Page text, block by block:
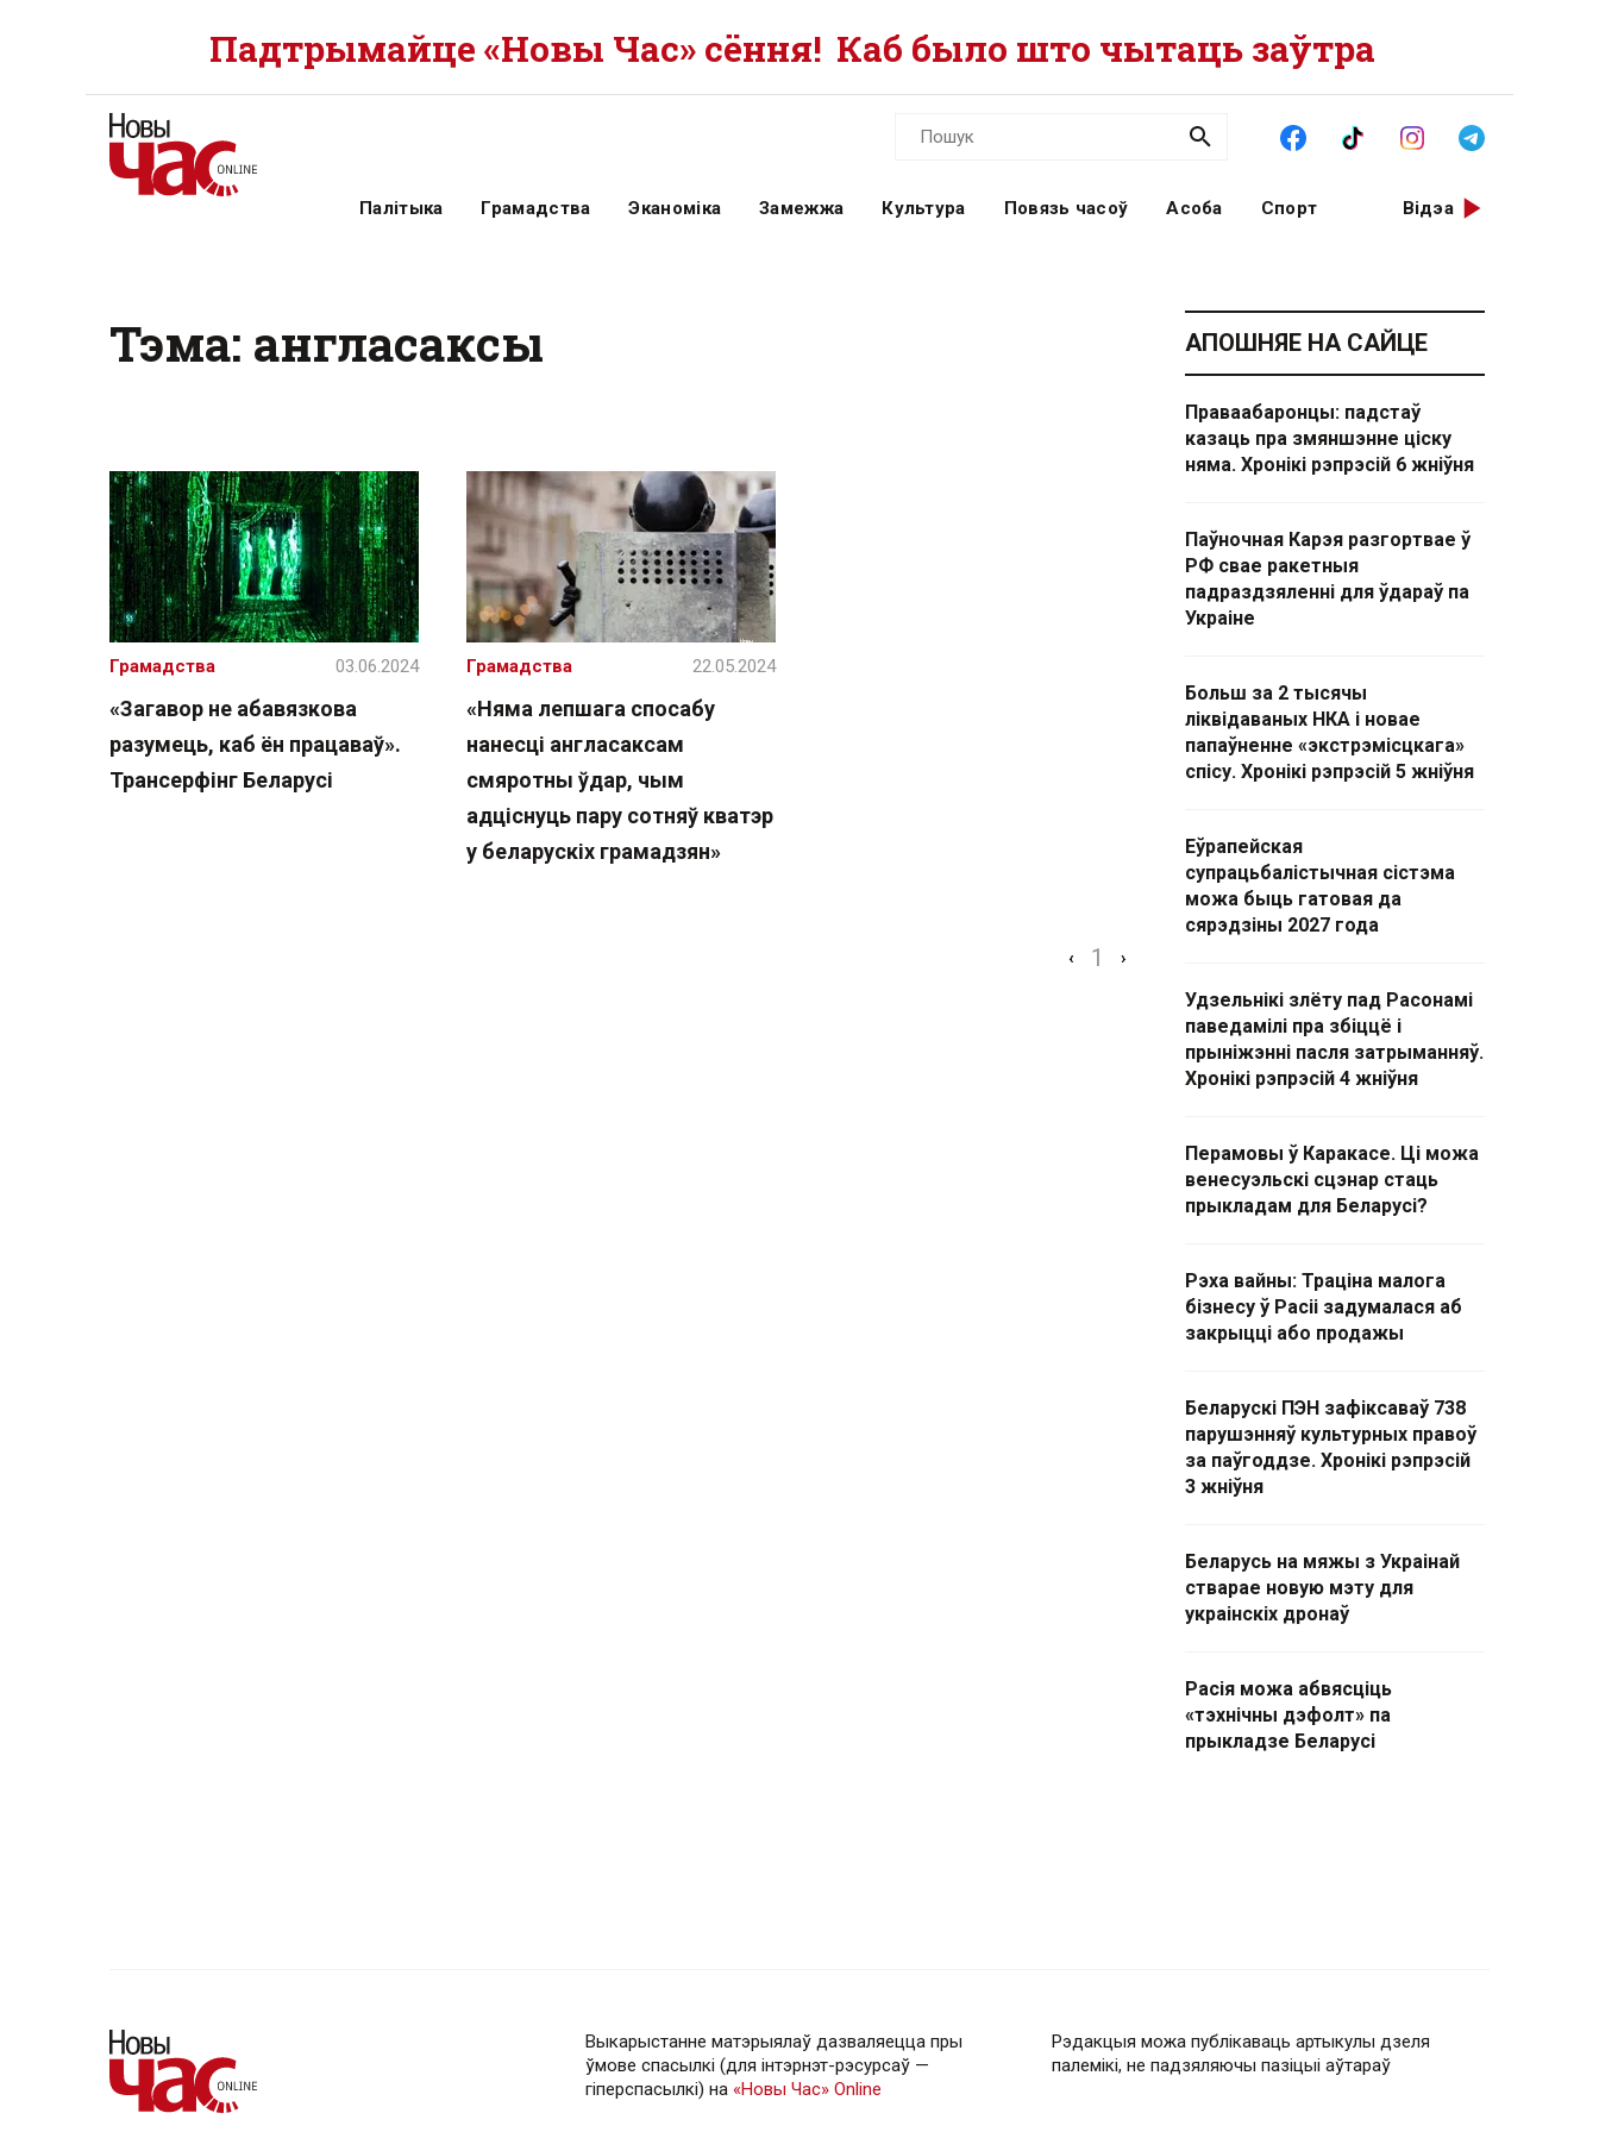
Падтрымайце «Новы Час» сёння! Каб было што чытаць заўтра
Палітыка Грамадства Эканоміка Замежжа Культура Повязь часоў Асоба Спорт Відэа
Тэма: англасаксы
«Загавор не абавязкова
разумець, каб ён працаваў».
Трансерфінг Беларусі
Грамадства 03.06.2024
«Няма лепшага спосабу
нанесці англасаксам
смяротны ўдар, чым
адціснуць пару сотняў кватэр
у беларускіх грамадзян»
Грамадства 22.05.2024
‹ 1 ›
АПОШНЯЕ НА САЙЦЕ
Праваабаронцы: падстаў
казаць пра змяншэнне ціску
няма. Хронікі рэпрэсій 6 жніўня
Паўночная Карэя разгортвае ў
РФ свае ракетныя
падраздзяленні для ўдараў па
Украіне
Больш за 2 тысячы
ліквідаваных НКА і новае
папаўненне «экстрэмісцкага»
спісу. Хронікі рэпрэсій 5 жніўня
Еўрапейская
супрацьбалістычная сістэма
можа быць гатовая да
сярэдзіны 2027 года
Удзельнікі злёту пад Расонамі
паведамілі пра збіццё і
прыніжэнні пасля затрыманняў.
Хронікі рэпрэсій 4 жніўня
Перамовы ў Каракасе. Ці можа
венесуэльскі сцэнар стаць
прыкладам для Беларусі?
Рэха вайны: Траціна малога
бізнесу ў Расіі задумалася аб
закрыцці або продажы
Беларускі ПЭН зафіксаваў 738
парушэнняў культурных правоў
за паўгоддзе. Хронікі рэпрэсій
3 жніўня
Беларусь на мяжы з Украінай
стварае новую мэту для
украінскіх дронаў
Расія можа абвясціць
«тэхнічны дэфолт» па
прыкладзе Беларусі
Выкарыстанне матэрыялаў дазваляецца пры
ўмове спасылкі (для інтэрнэт-рэсурсаў —
гiперспасылкi) на «Новы Час» Online
Рэдакцыя можа публікаваць артыкулы дзеля
палемікі, не падзяляючы пазіцыі аўтараў